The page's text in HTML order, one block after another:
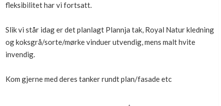
fleksibilitet har vi fortsatt.
Slik vi står idag er det planlagt Plannja tak, Royal Natur kledning
og koksgrå/sorte/mørke vinduer utvendig, mens malt hvite
invendig.
Kom gjerne med deres tanker rundt plan/fasade etc